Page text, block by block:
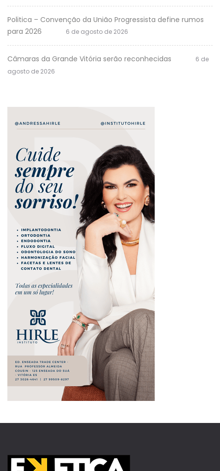
Politica – Convenção da União Progressista define rumos
para 2026
6 de agosto de 2026
Câmaras da Grande Vitória serão reconhecidas
6 de
agosto de 2026